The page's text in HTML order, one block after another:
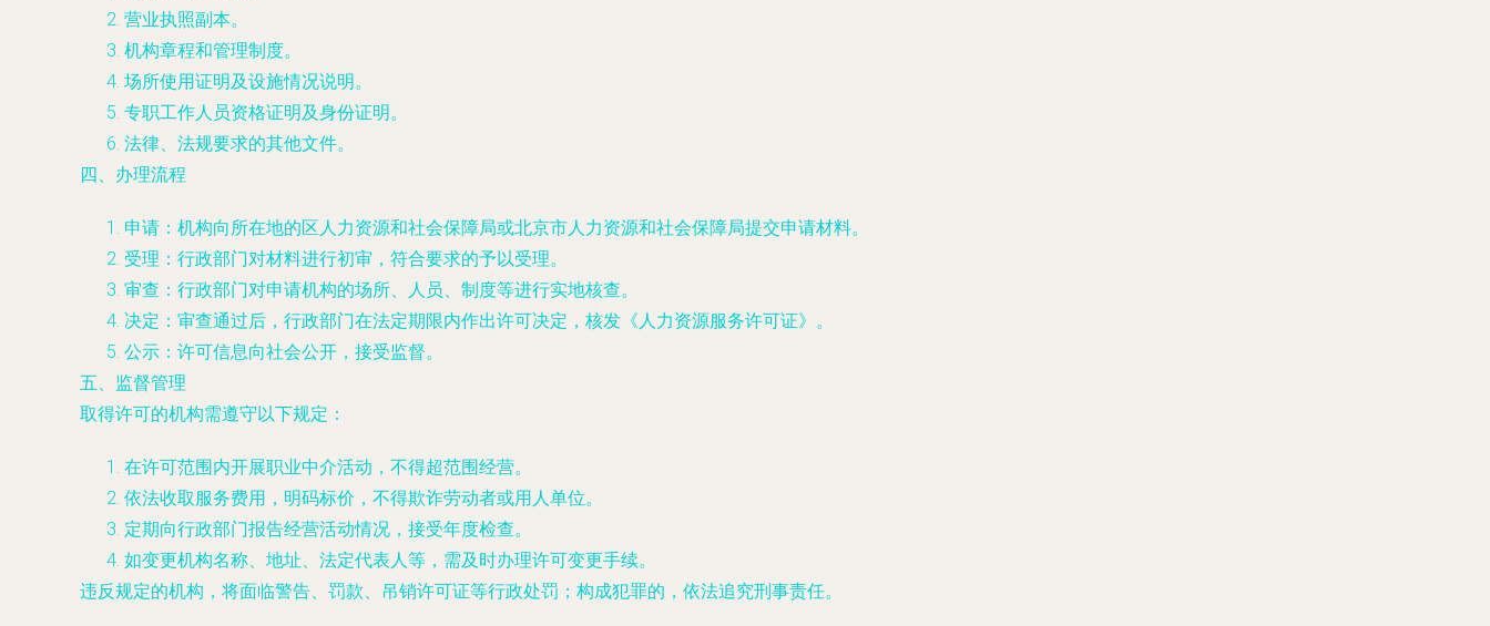
营业执照副本。
机构章程和管理制度。
场所使用证明及设施情况说明。
专职工作人员资格证明及身份证明。
法律、法规要求的其他文件。
四、办理流程
申请：机构向所在地的区人力资源和社会保障局或北京市人力资源和社会保障局提交申请材料。
受理：行政部门对材料进行初审，符合要求的予以受理。
审查：行政部门对申请机构的场所、人员、制度等进行实地核查。
决定：审查通过后，行政部门在法定期限内作出许可决定，核发《人力资源服务许可证》。
公示：许可信息向社会公开，接受监督。
五、监督管理
取得许可的机构需遵守以下规定：
在许可范围内开展职业中介活动，不得超范围经营。
依法收取服务费用，明码标价，不得欺诈劳动者或用人单位。
定期向行政部门报告经营活动情况，接受年度检查。
如变更机构名称、地址、法定代表人等，需及时办理许可变更手续。
违反规定的机构，将面临警告、罚款、吊销许可证等行政处罚；构成犯罪的，依法追究刑事责任。